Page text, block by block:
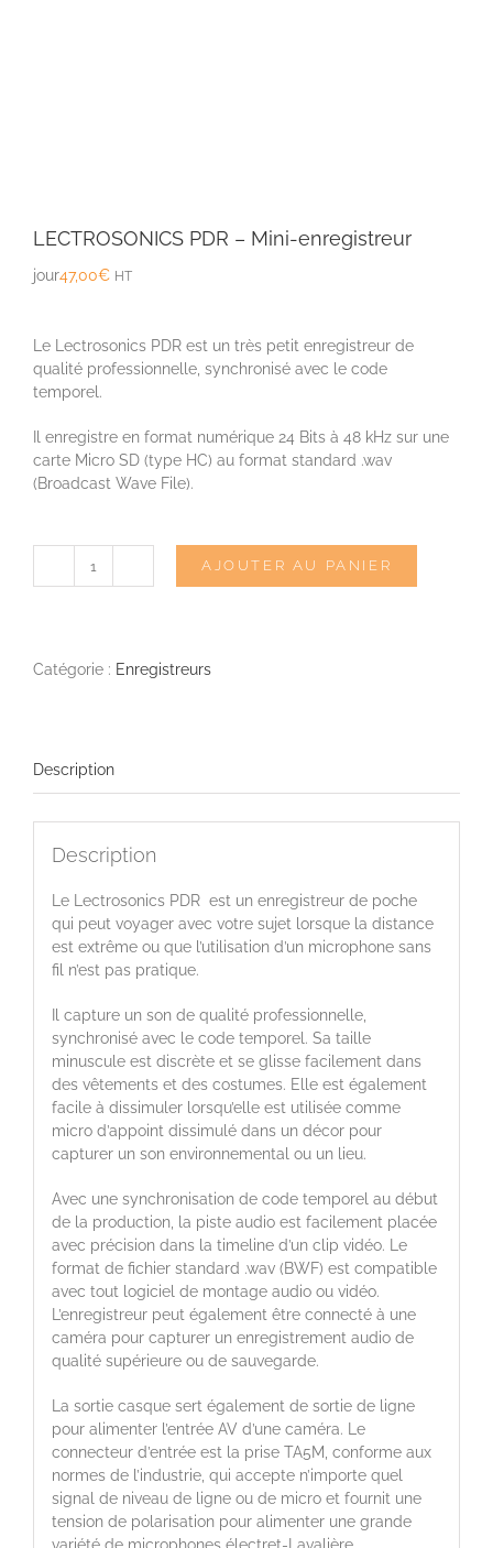
LECTROSONICS PDR – Mini-enregistreur
jour47,00€ HT
Le Lectrosonics PDR est un très petit enregistreur de
qualité professionnelle, synchronisé avec le code
temporel.
Il enregistre en format numérique 24 Bits à 48 kHz sur une
carte Micro SD (type HC) au format standard .wav
(Broadcast Wave File).
quantité
-
AJOUTER AU PANIER
Catégorie : Enregistreurs
Description
Description
Le Lectrosonics PDR est un enregistreur de poche
qui peut voyager avec votre sujet lorsque la distance
est extrême ou que l’utilisation d’un microphone sans
fil n’est pas pratique.
Il capture un son de qualité professionnelle,
synchronisé avec le code temporel. Sa taille
minuscule est discrète et se glisse facilement dans
des vêtements et des costumes. Elle est également
facile à dissimuler lorsqu’elle est utilisée comme
micro d’appoint dissimulé dans un décor pour
capturer un son environnemental ou un lieu.
Avec une synchronisation de code temporel au début
de la production, la piste audio est facilement placée
avec précision dans la timeline d’un clip vidéo. Le
format de fichier standard .wav (BWF) est compatible
avec tout logiciel de montage audio ou vidéo.
L’enregistreur peut également être connecté à une
caméra pour capturer un enregistrement audio de
qualité supérieure ou de sauvegarde.
La sortie casque sert également de sortie de ligne
pour alimenter l’entrée AV d’une caméra. Le
connecteur d’entrée est la prise TA5M, conforme aux
normes de l’industrie, qui accepte n’importe quel
signal de niveau de ligne ou de micro et fournit une
tension de polarisation pour alimenter une grande
variété de microphones électret-Lavalière.